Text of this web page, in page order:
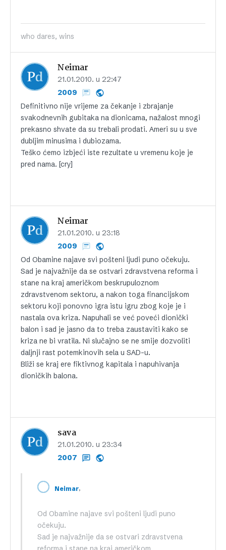
who dares, wins
Neimar
21.01.2010. u 22:47
2009
Definitivno nije vrijeme za čekanje i zbrajanje
svakodnevnih gubitaka na dionicama, nažalost mnogi
prekasno shvate da su trebali prodati. Ameri su u sve
dubljim minusima i dubiozama.
Teško ćemo izbjeći iste rezultate u vremenu koje je
pred nama. [cry]
Neimar
21.01.2010. u 23:18
2009
Od Obamine najave svi pošteni ljudi puno očekuju.
Sad je najvažnije da se ostvari zdravstvena reforma i
stane na kraj američkom beskrupuloznom
zdravstvenom sektoru, a nakon toga financijskom
sektoru koji ponovno igra istu igru zbog koje je i
nastala ova kriza. Napuhali se već poveći dionički
balon i sad je jasno da to treba zaustaviti kako se
kriza ne bi vratila. Ni slučajno se ne smije dozvoliti
daljnji rast potemkinovih sela u SAD-u.
Bliži se kraj ere fiktivnog kapitala i napuhivanja
dioničkih balona.
sava
21.01.2010. u 23:34
2007
Neimar,
Od Obamine najave svi pošteni ljudi puno
očekuju.
Sad je najvažnije da se ostvari zdravstvena